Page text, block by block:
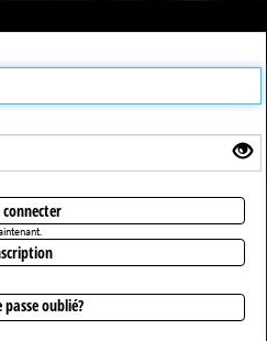
été trouvée
oublié?